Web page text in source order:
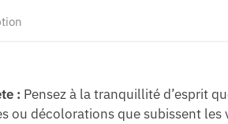
: Pensez à la tranquillité d’esprit
ou décolorations que subissent les